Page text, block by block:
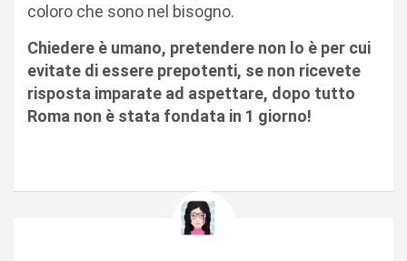
coloro che sono nel bisogno.
Chiedere è umano, pretendere non lo è per cui
evitate di essere prepotenti, se non ricevete
risposta imparate ad aspettare, dopo tutto
Roma non è stata fondata in 1 giorno!